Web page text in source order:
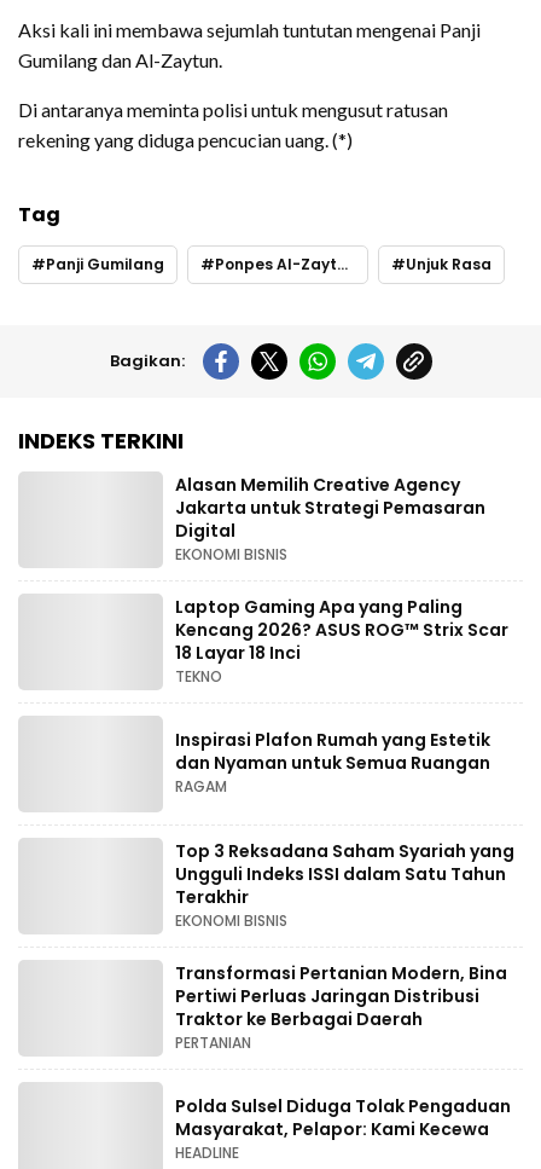
Aksi kali ini membawa sejumlah tuntutan mengenai Panji
Gumilang dan Al-Zaytun.
Di antaranya meminta polisi untuk mengusut ratusan
rekening yang diduga pencucian uang. (*)
Tag
Panji Gumilang Ponpes Al-Zaytun Unjuk Rasa
Bagikan:
INDEKS TERKINI
Alasan Memilih Creative Agency
Jakarta untuk Strategi Pemasaran
Digital
EKONOMI BISNIS
Laptop Gaming Apa yang Paling
Kencang 2026? ASUS ROG™ Strix Scar
18 Layar 18 Inci
TEKNO
Inspirasi Plafon Rumah yang Estetik
dan Nyaman untuk Semua Ruangan
RAGAM
Top 3 Reksadana Saham Syariah yang
Ungguli Indeks ISSI dalam Satu Tahun
Terakhir
EKONOMI BISNIS
Transformasi Pertanian Modern, Bina
Pertiwi Perluas Jaringan Distribusi
Traktor ke Berbagai Daerah
PERTANIAN
Polda Sulsel Diduga Tolak Pengaduan
Masyarakat, Pelapor: Kami Kecewa
HEADLINE